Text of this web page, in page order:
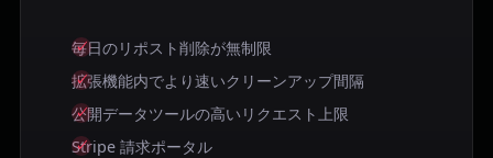
毎日のリポスト削除が無制限
拡張機能内でより速いクリーンアップ間隔
公開データツールの高いリクエスト上限
Stripe 請求ポータル